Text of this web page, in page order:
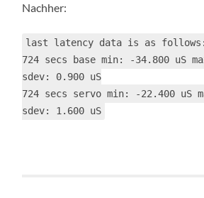
Nachher:
last latency data is as follows:
724 secs base min: -34.800 uS
sdev: 0.900 uS
724 secs servo min: -22.400 uS
sdev: 1.600 uS